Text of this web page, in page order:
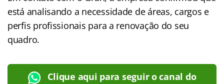
está analisando a necessidade de áreas, cargos e
perfis profissionais para a renovação do seu
quadro.
Clique aqui para seguir o canal do